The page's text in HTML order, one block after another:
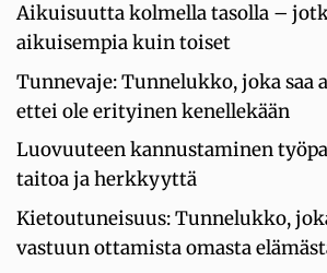
Aikuisuutta kolmella tasolla –
aikuisempia kuin toiset
Tunnevaje: Tunnelukko, joka saa
ettei ole erityinen kenellekään
Luovuuteen kannustaminen
taitoa ja herkkyyttä
Kietoutuneisuus: Tunnelukko,
vastuun ottamista omasta